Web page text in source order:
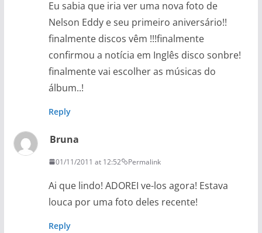
Eu sabia que iria ver uma nova foto de
Nelson Eddy e seu primeiro aniversário!!
finalmente discos vêm !!!finalmente
confirmou a notícia em Inglês disco sonbre!
finalmente vai escolher as músicas do
álbum..!
Reply
Bruna
01/11/2011 at 12:52 Permalink
Ai que lindo! ADOREI ve-los agora! Estava
louca por uma foto deles recente!
Reply